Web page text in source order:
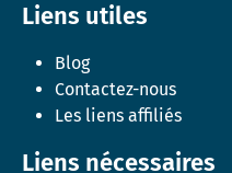
Liens utiles
Blog
Contactez-nous
Les liens affiliés
Liens nécessaires